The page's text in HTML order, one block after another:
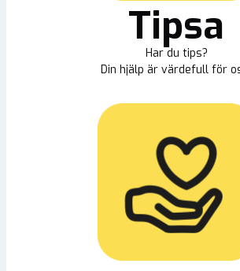
Tipsa
Har du tips?
Din hjälp är värdefull för